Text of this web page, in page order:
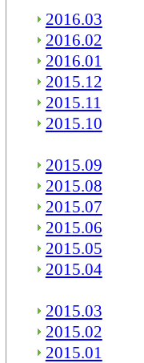
2016.03
2016.02
2016.01
2015.12
2015.11
2015.10
2015.09
2015.08
2015.07
2015.06
2015.05
2015.04
2015.03
2015.02
2015.01